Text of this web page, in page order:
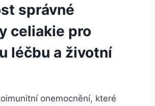
správné
celiakie pro
léčbu a životní
onemocnění, které